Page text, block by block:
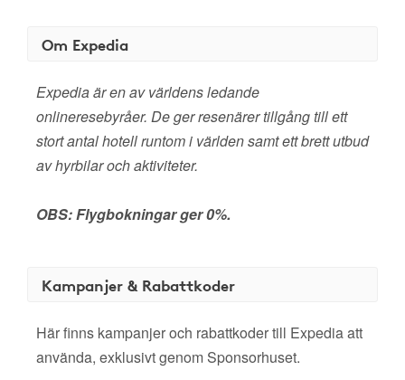
Om Expedia
Expedia är en av världens ledande
onlineresebyråer. De ger resenärer tillgång till ett
stort antal hotell runtom i världen samt ett brett utbud
av hyrbilar och aktiviteter.
OBS: Flygbokningar ger 0%.
Kampanjer & Rabattkoder
Här finns kampanjer och rabattkoder till Expedia att
använda, exklusivt genom Sponsorhuset.